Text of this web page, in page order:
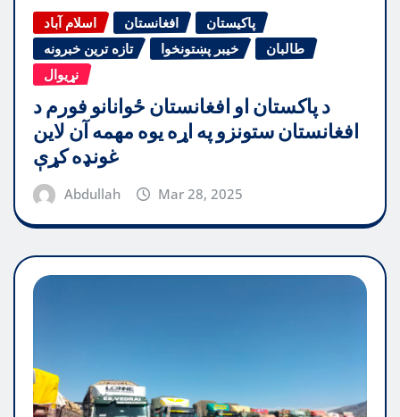
اسلام آباد افغانستان
پاکیستان
تازه ترین خبرونه
خیبر پښتونخوا
طالبان
نړیوال
د پاکستان او افغانستان ځوانانو فورم د
افغانستان ستونزو په اړه یوه مهمه آن لاین
غونډه کړې
Abdullah Mar 28, 2025